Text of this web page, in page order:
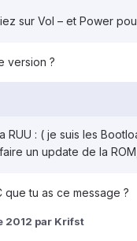
sur Vol – et Power
version ?
RUU : ( je suis les
un update de la
que tu as ce message ?
2012 par Krifst